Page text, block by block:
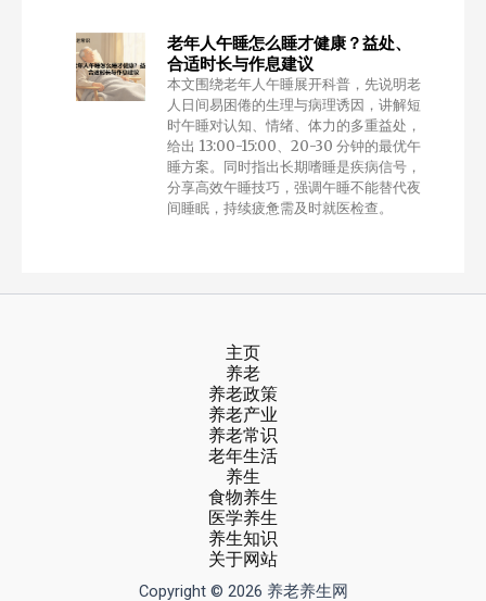
老年人午睡怎么睡才健康？益处、
合适时长与作息建议
本文围绕老年人午睡展开科普，先说明老
人日间易困倦的生理与病理诱因，讲解短
时午睡对认知、情绪、体力的多重益处，
给出 13:00-15:00、20-30 分钟的最优午
睡方案。同时指出长期嗜睡是疾病信号，
分享高效午睡技巧，强调午睡不能替代夜
间睡眠，持续疲惫需及时就医检查。
主页
养老
养老政策
养老产业
养老常识
老年生活
养生
食物养生
医学养生
养生知识
关于网站
Copyright © 2026 养老养生网